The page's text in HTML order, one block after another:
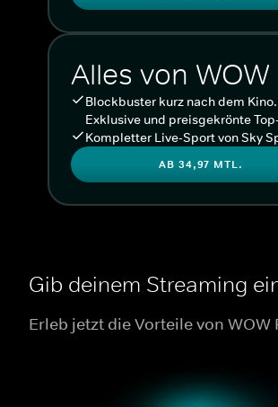
Alles von WOW
Blockbuster kurz nach dem Kino.
Exklusive und preisgekrönte
Kompletter Live-Sport von Sky
AB 34,97 MTL.
Gib deinem Streaming
Erleb jetzt die Vorteile von WOW